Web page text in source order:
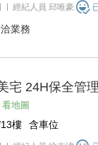
經紀人員 邱唯豪
業務
宅 24H保全管
看地圖
樓 含車位